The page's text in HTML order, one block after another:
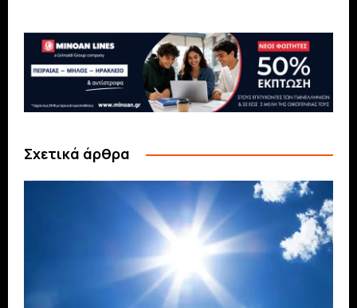
Σχετικά άρθρα